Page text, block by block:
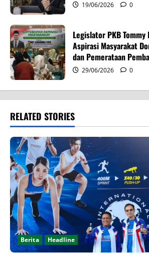
19/06/2026 0
Legislator PKB Tommy
Aspirasi Masyarakat
dan Pemerataan
29/06/2026 0
RELATED STORIES
Berita Headline